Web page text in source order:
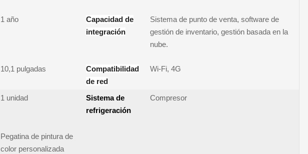
1 año
Capacidad de
integración
Sistema de punto de venta, software de
gestión de inventario, gestión basada en la
nube.
10,1 pulgadas
Compatibilidad
de red
Wi-Fi, 4G
1 unidad
Sistema de
refrigeración
Compresor
Pegatina de pintura de
color personalizada